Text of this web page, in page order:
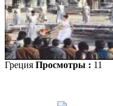
Греция Просмотры : 11